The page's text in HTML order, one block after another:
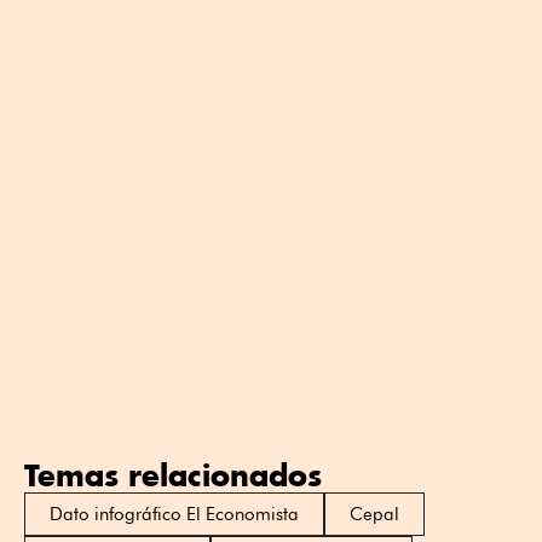
Temas relacionados
Dato infográfico El Economista Cepal